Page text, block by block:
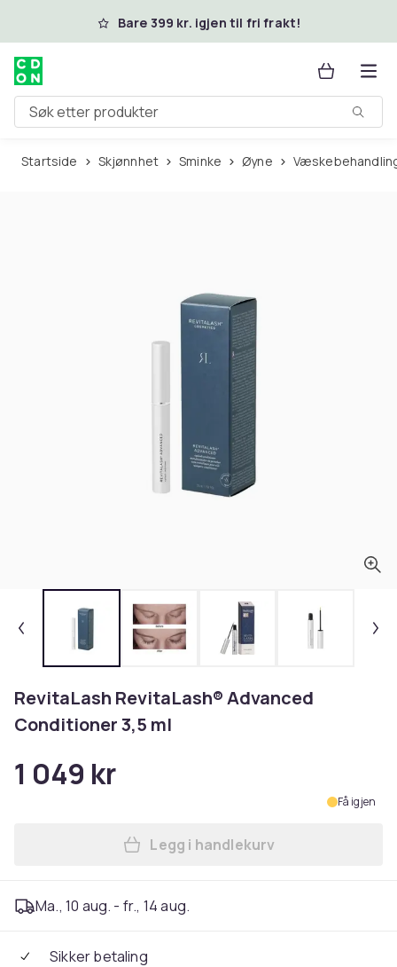
Hopp til hovedinnholdBare 399 kr. igjen til fri frakt!
Søk etter produkter
Startside Skjønnhet Sminke Øyne
RevitaLash RevitaLash® Advanced
Conditioner 3,5 ml
1 049 kr
Få igjen
Legg RevitaLash
Legg i handlekurv
Ma., 10 aug. - fr., 14 aug.
Sikker betaling